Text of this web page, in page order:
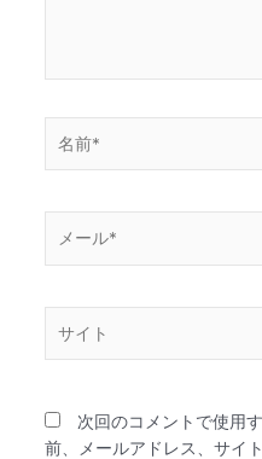
ー
*
次回のコメントで使用
前、メールアドレス、サイ